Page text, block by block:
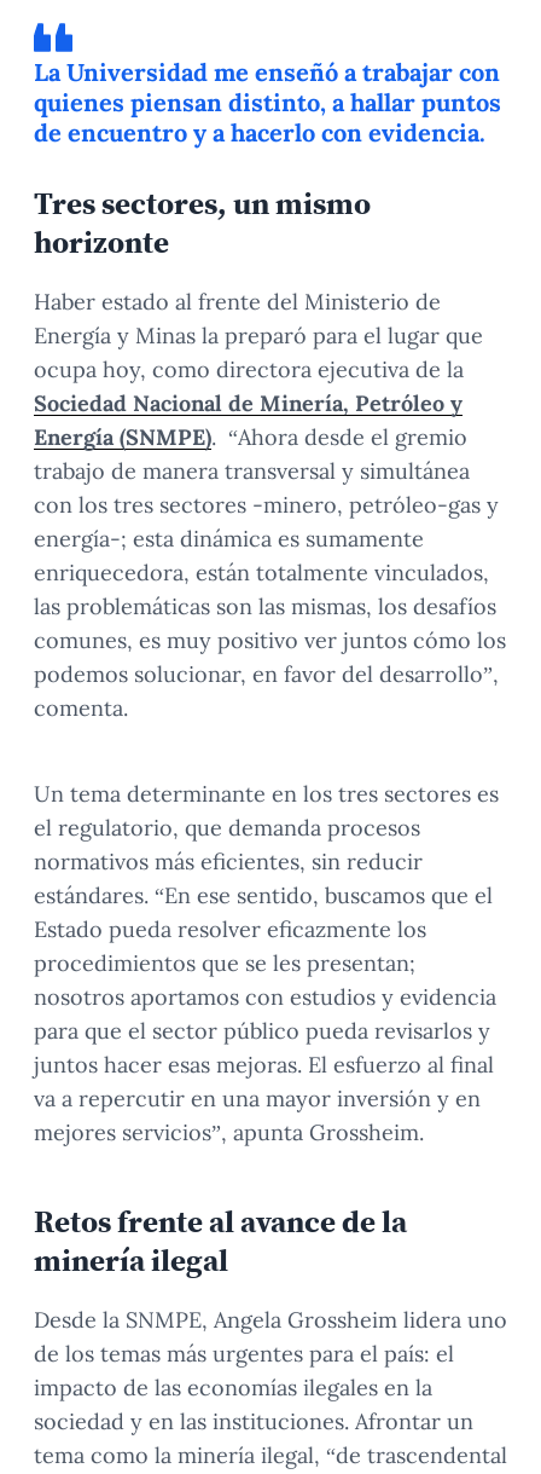
La Universidad me enseñó a trabajar con
quienes piensan distinto, a hallar puntos
de encuentro y a hacerlo con evidencia.
Tres sectores, un mismo
horizonte
Haber estado al frente del Ministerio de
Energía y Minas la preparó para el lugar que
ocupa hoy, como directora ejecutiva de la
Sociedad Nacional de Minería, Petróleo y
Energía (SNMPE). “Ahora desde el gremio
trabajo de manera transversal y simultánea
con los tres sectores -minero, petróleo-gas y
energía-; esta dinámica es sumamente
enriquecedora, están totalmente vinculados,
las problemáticas son las mismas, los desafíos
comunes, es muy positivo ver juntos cómo los
podemos solucionar, en favor del desarrollo”,
comenta.
Un tema determinante en los tres sectores es
el regulatorio, que demanda procesos
normativos más eficientes, sin reducir
estándares. “En ese sentido, buscamos que el
Estado pueda resolver eficazmente los
procedimientos que se les presentan;
nosotros aportamos con estudios y evidencia
para que el sector público pueda revisarlos y
juntos hacer esas mejoras. El esfuerzo al final
va a repercutir en una mayor inversión y en
mejores servicios”, apunta Grossheim.
Retos frente al avance de la
minería ilegal
Desde la SNMPE, Angela Grossheim lidera uno
de los temas más urgentes para el país: el
impacto de las economías ilegales en la
sociedad y en las instituciones. Afrontar un
tema como la minería ilegal, “de trascendental